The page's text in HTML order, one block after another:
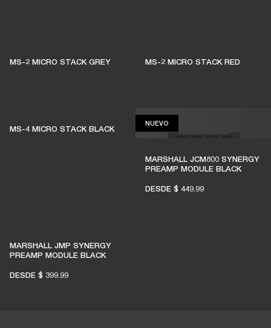
MS-2 MICRO STACK GREY MS-2 MICRO STACK RED
MS-4 MICRO STACK BLACK
NUEVO
MARSHALL JCM800 SYNERGY
PREAMP MODULE BLACK
DESDE $ 449.99
MARSHALL JMP SYNERGY
PREAMP MODULE BLACK
DESDE $ 399.99